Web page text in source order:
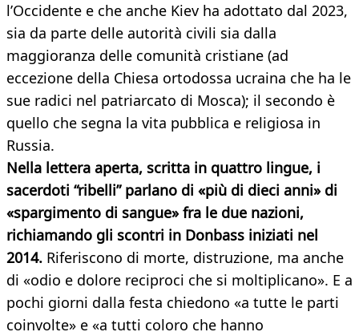
l’Occidente e che anche Kiev ha adottato dal 2023,
sia da parte delle autorità civili sia dalla
maggioranza delle comunità cristiane (ad
eccezione della Chiesa ortodossa ucraina che ha le
sue radici nel patriarcato di Mosca); il secondo è
quello che segna la vita pubblica e religiosa in
Russia.
Nella lettera aperta, scritta in quattro lingue, i
sacerdoti “ribelli” parlano di «più di dieci anni» di
«spargimento di sangue» fra le due nazioni,
richiamando gli scontri in Donbass iniziati nel
2014. Riferiscono di morte, distruzione, ma anche
di «odio e dolore reciproci che si moltiplicano». E a
pochi giorni dalla festa chiedono «a tutte le parti
coinvolte» e «a tutti coloro che hanno